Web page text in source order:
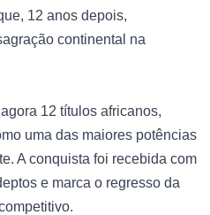
12 anos depois,
continental na
12 títulos africanos,
uma das maiores potências
A conquista foi recebida com
e marca o regresso da